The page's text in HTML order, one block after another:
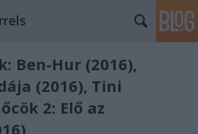
Ben-Hur (2016),
(2016), Tini
2: Elő az